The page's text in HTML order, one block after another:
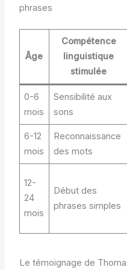
phrases
Âge
Compétence
linguistique
stimulée
0-6
mois
Sensibilité aux
sons
6-12
mois
Reconnaissance
des mots
12-
24
mois
Début des
phrases simples
Le témoignage de